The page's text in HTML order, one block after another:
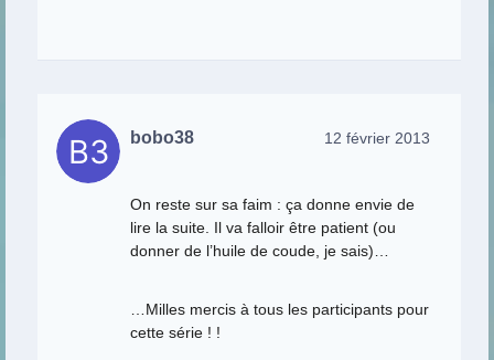
bobo38 12 février 2013
On reste sur sa faim : ça donne envie de
lire la suite. Il va falloir être patient (ou
donner de l’huile de coude, je sais)…
…Milles mercis à tous les participants pour
cette série ! !